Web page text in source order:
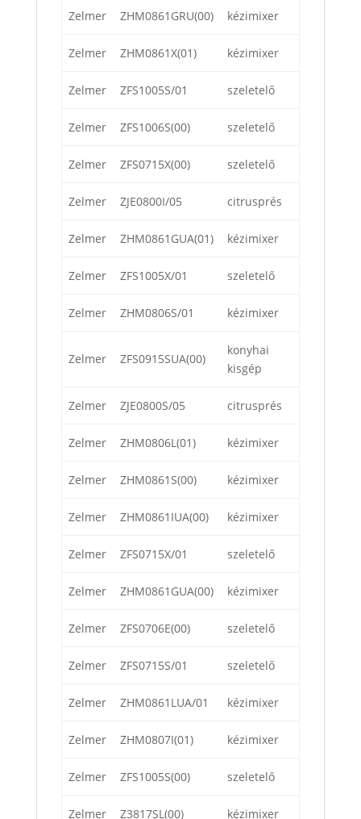
Zelmer ZHM0861GRU(00) kézimixer
Zelmer ZHM0861X(01) kézimixer
Zelmer ZFS1005S/01 szeletelő
Zelmer ZFS1006S(00) szeletelő
Zelmer ZFS0715X(00) szeletelő
Zelmer ZJE0800I/05 citrusprés
Zelmer ZHM0861GUA(01) kézimixer
Zelmer ZFS1005X/01 szeletelő
Zelmer ZHM0806S/01 kézimixer
Zelmer ZFS0915SUA(00)
konyhai
kisgép
Zelmer ZJE0800S/05 citrusprés
Zelmer ZHM0806L(01) kézimixer
Zelmer ZHM0861S(00) kézimixer
Zelmer ZHM0861IUA(00) kézimixer
Zelmer ZFS0715X/01 szeletelő
Zelmer ZHM0861GUA(00) kézimixer
Zelmer ZFS0706E(00) szeletelő
Zelmer ZFS0715S/01 szeletelő
Zelmer ZHM0861LUA/01 kézimixer
Zelmer ZHM0807I(01) kézimixer
Zelmer ZFS1005S(00) szeletelő
Zelmer Z3817SL(00) kézimixer